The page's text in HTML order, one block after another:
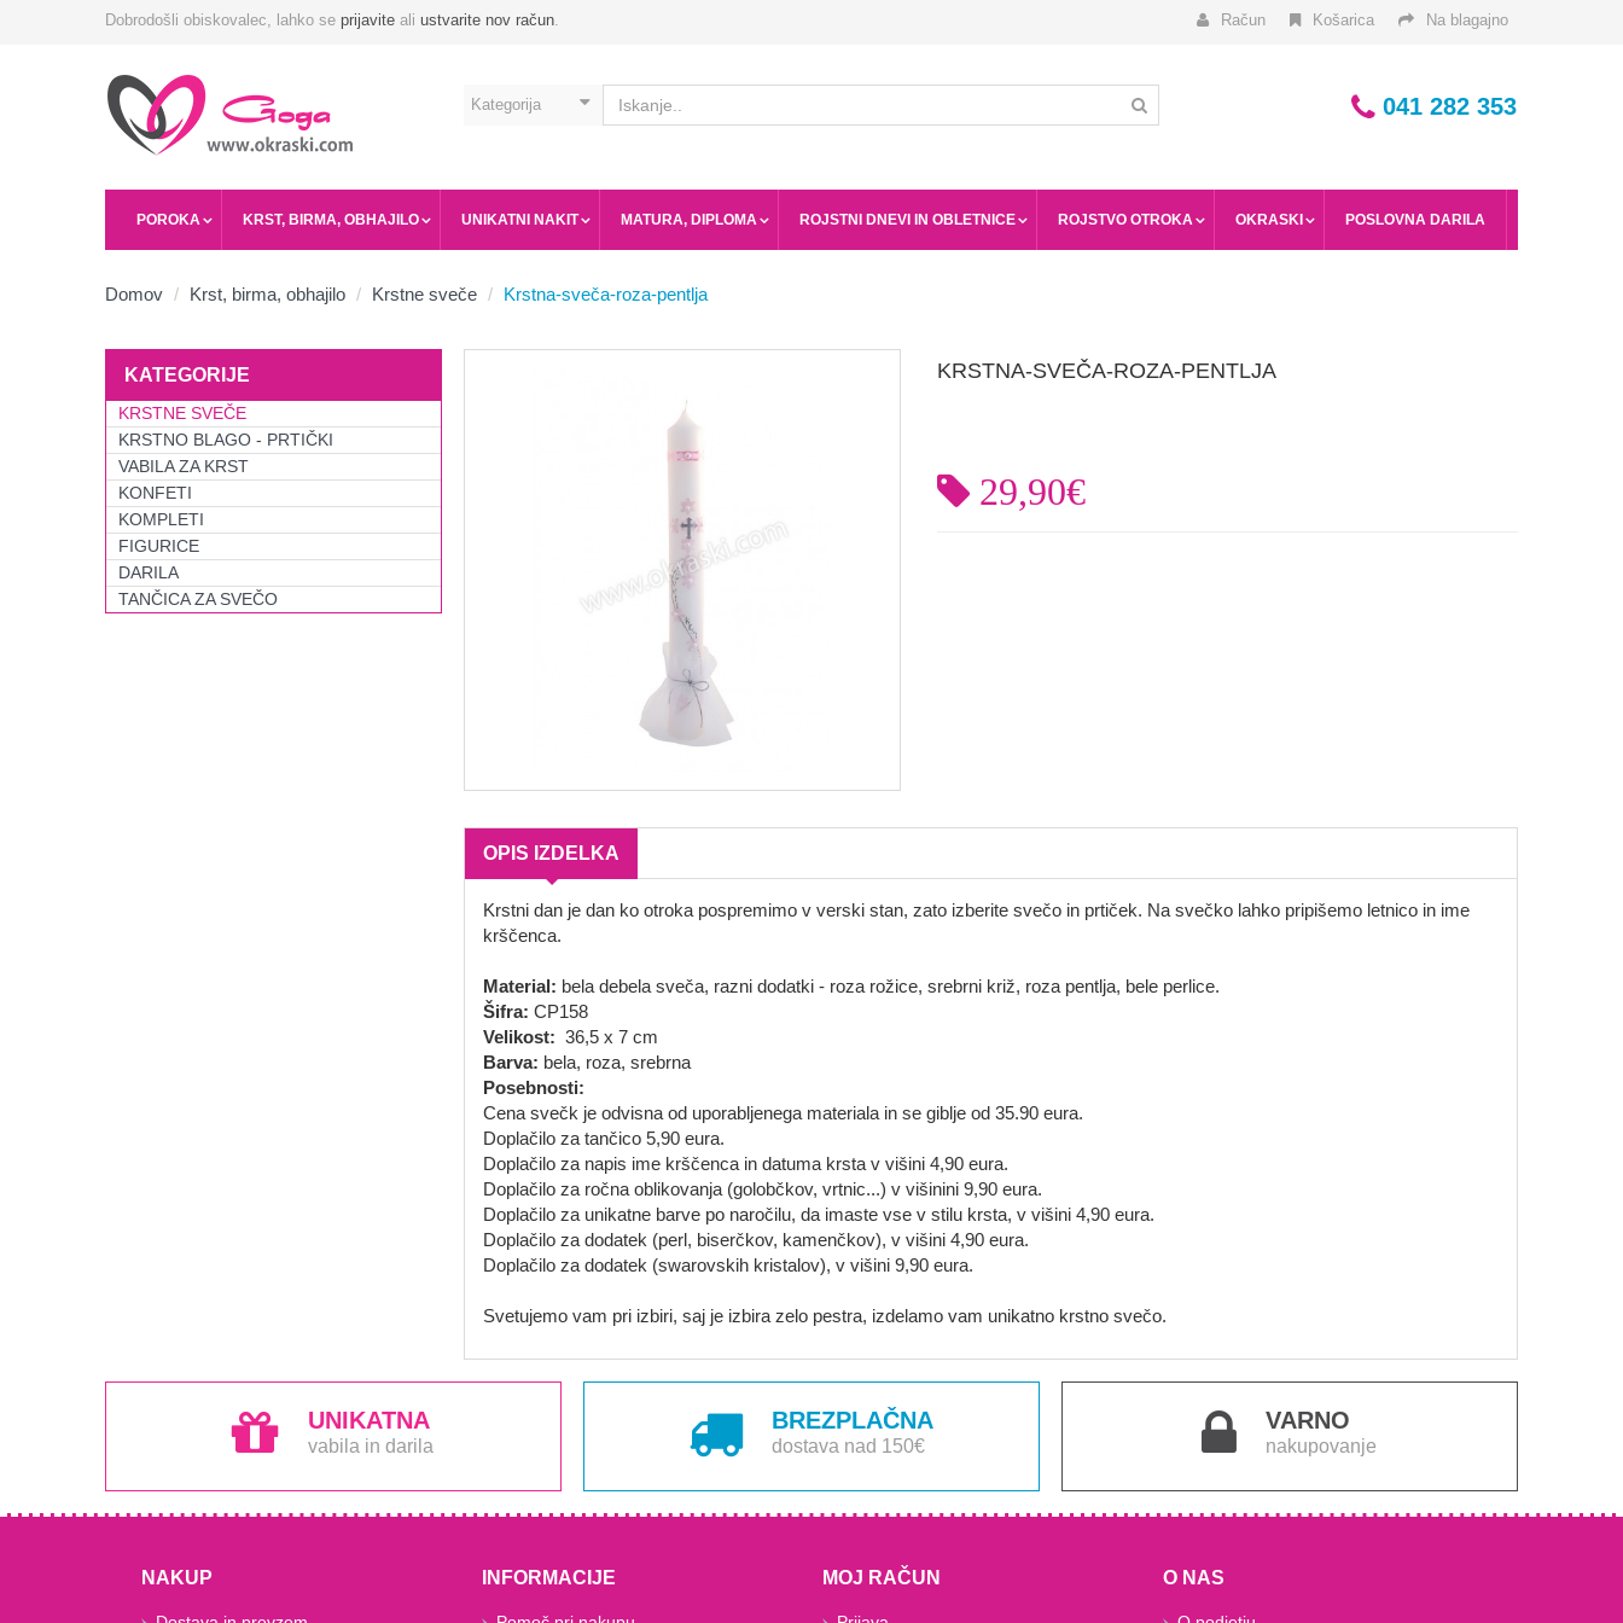
Dobrodošli obiskovalec, lahko se prijavite ali ustvarite nov račun. Račun Košarica Na blagajno
041 282 353
POROKA KRST, BIRMA, OBHAJILO UNIKATNI NAKIT MATURA, DIPLOMA ROJSTNI DNEVI IN OBLETNICE ROJSTVO OTROKA OKRASKI POSLOVNA DARILA
Domov Krst, birma, obhajilo Krstne sveče Krstna-sveča-roza-pentlja
KATEGORIJE
KRSTNE SVEČE
KRSTNO BLAGO - PRTIČKI
VABILA ZA KRST
KONFETI
KOMPLETI
FIGURICE
DARILA
TANČICA ZA SVEČO
KRSTNA-SVEČA-ROZA-PENTLJA
29,90€
OPIS IZDELKA
Krstni dan je dan ko otroka pospremimo v verski stan, zato izberite svečo in prtiček. Na svečko lahko pripišemo letnico in ime
krščenca.
Material: bela debela sveča, razni dodatki - roza rožice, srebrni križ, roza pentlja, bele perlice.
Šifra: CP158
Velikost: 36,5 x 7 cm
Barva: bela, roza, srebrna
Posebnosti:
Cena svečk je odvisna od uporabljenega materiala in se giblje od 35.90 eura.
Doplačilo za tančico 5,90 eura.
Doplačilo za napis ime krščenca in datuma krsta v višini 4,90 eura.
Doplačilo za ročna oblikovanja (golobčkov, vrtnic...) v višinini 9,90 eura.
Doplačilo za unikatne barve po naročilu, da imaste vse v stilu krsta, v višini 4,90 eura.
Doplačilo za dodatek (perl, biserčkov, kamenčkov), v višini 4,90 eura.
Doplačilo za dodatek (swarovskih kristalov), v višini 9,90 eura.
Svetujemo vam pri izbiri, saj je izbira zelo pestra, izdelamo vam unikatno krstno svečo.
UNIKATNA
vabila in darila
BREZPLAČNA
dostava nad 150€
VARNO
nakupovanje
NAKUP INFORMACIJE MOJ RAČUN O NAS